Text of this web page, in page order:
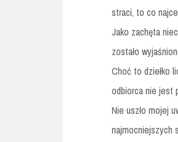
straci, to co
Jako zachęta
zostało
Choć to dziełko
odbiorca nie jest
Nie uszło mojej
najmocniejszych